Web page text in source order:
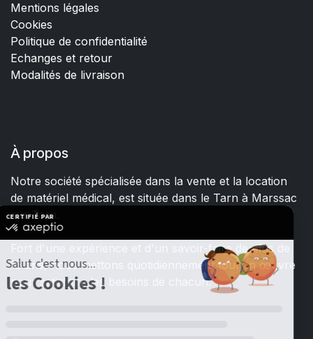
Mentions légales
Cookies
Politique de confidentialité
Echanges et retour
Modalités de livraison
À propos
Notre société spécialisée dans la vente et la location
de matériel médical, est située dans le Tarn à Marssac
sur Tarn.
Fort d'une expérience et d'un savoir-faire de plus de
15 ans, nous mettons quotidiennement tout en œuvre
pour satisfaire les besoins de chacun.